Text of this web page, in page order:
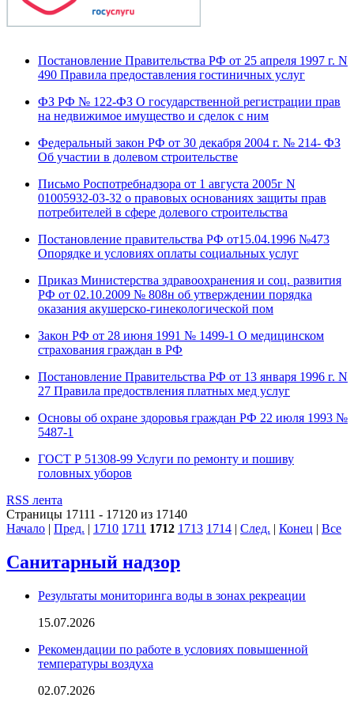
Постановление Правительства РФ от 25 апреля 1997 г. N
490 Правила предоставления гостиничных услуг
ФЗ РФ № 122-ФЗ О государственной регистрации прав
на недвижимое имущество и сделок с ним
Федеральный закон РФ от 30 декабря 2004 г. № 214- ФЗ
Об участии в долевом строительстве
Письмо Роспотребнадзора от 1 августа 2005г N
01005932-03-32 о правовых основаниях защиты прав
потребителей в сфере долевого строительства
Постановление правительства РФ от15.04.1996 №473
Опорядке и условиях оплаты социальных услуг
Приказ Министерства здравоохранения и соц. развития
РФ от 02.10.2009 № 808н об утверждении порядка
оказания акушерско-гинекологической пом
Закон РФ от 28 июня 1991 № 1499-1 О медицинском
страхования граждан в РФ
Постановление Правительства РФ от 13 января 1996 г. N
27 Правила предоствления платных мед услуг
Основы об охране здоровья граждан РФ 22 июля 1993 №
5487-1
ГОСТ Р 51308-99 Услуги по ремонту и пошиву
головных уборов
RSS лента
Страницы 17111 - 17120 из 17140
Начало | Пред. | 1710 1711 1712 1713 1714 | След. | Конец | Все
Санитарный надзор
Результаты мониторинга воды в зонах рекреации
15.07.2026
Рекомендации по работе в условиях повышенной
температуры воздуха
02.07.2026